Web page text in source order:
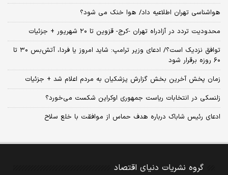
هواشناسی تهران اطلاعیه داد/ هوا خنک می شود؟
محدودیت تردد در آزادراه تهران -کرج- قزوین تا ۲۰ شهریور + جزئیات
توافق نزدیک است؟/ ادعای وزیر ترامپ: شاید امروز یا فردا، آتش‌بس ۳۰ تا
۶۰ روزه برقرار شود
زمان پخش آخرین بخش گزارش پزشکیان به مردم اعلام شد + جزئیات
زلنسکی در انتخابات ریاست جمهوری اوکراین شکست می‌خورد؟
ادعای رئیس شاباک درباره هدف حماس از موافقت با خلع سلاح
گروه نشریات دنیای اقتصاد